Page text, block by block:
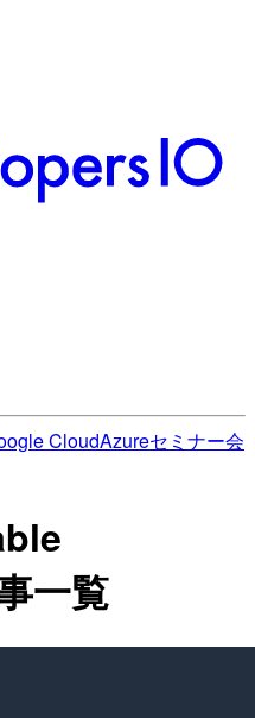
CloudAzureセミナー会
一覧